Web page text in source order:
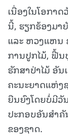
ເນື່ອງໃນໂອກາ
ນີ້, ຮຽກຮ້ອງມາ
ແລະ ຫວງແຫນ
ການປູກໄມ້, ຟື້
ຮັກສາປ່າໄມ້ ອັ
ຄະນະຍາດແຫ່
ຍືນຍົງໂດຍບໍ່ມີວັ
ປະກອບອັນສຳ
ຂອງຊາດ.